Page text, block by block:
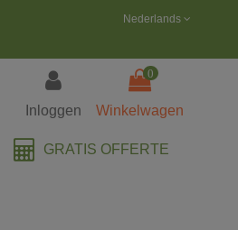
Nederlands
Inloggen
0
Winkelwagen
GRATIS OFFERTE